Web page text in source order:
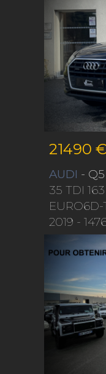
21490 €
AUDI - Q5
35 TDI
EURO6D-
2019 -